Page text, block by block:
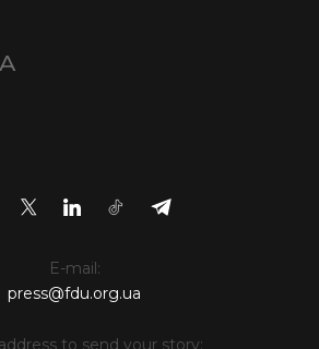
E-mail:
press@fdu.org.ua